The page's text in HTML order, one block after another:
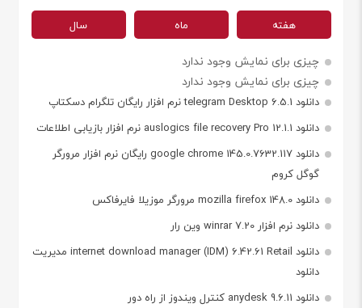
هفته ماه سال
چیزی برای نمایش وجود ندارد
چیزی برای نمایش وجود ندارد
دانلود telegram Desktop 6.5.1 نرم افزار رایگان تلگرام دسکتاپ
دانلود auslogics file recovery Pro 12.1.1 نرم افزار بازیابی اطلاعات
دانلود google chrome 145.0.7632.117 رایگان نرم افزار مرورگر
گوگل کروم
دانلود mozilla firefox 148.0 مرورگر موزیلا فایرفاکس
دانلود نرم افزار winrar 7.20 وین رار
دانلود internet download manager (IDM) 6.42.61 Retail مدیریت
دانلود
دانلود anydesk 9.6.11 کنترل ویندوز از راه دور